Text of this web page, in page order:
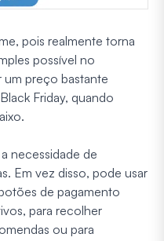
pois realmente torna
possível no
preço bastante
Friday, quando
necessidade de
Em vez disso, pode usar
de pagamento
para recolher
ou para